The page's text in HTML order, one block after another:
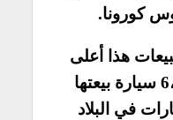
كورونا.
هذا أعلى
بنسبة 11.5٪ من 6،350،851 سيارة بيعتها
في البلاد